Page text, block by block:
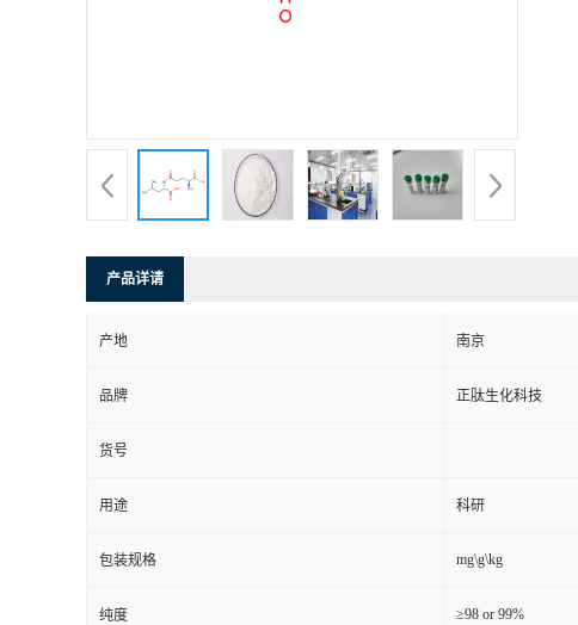
产品详请
产地 南京
品牌 正肽生化科技
货号
用途 科研
包装规格 mg\g\kg
纯度 ≥98 or 99%